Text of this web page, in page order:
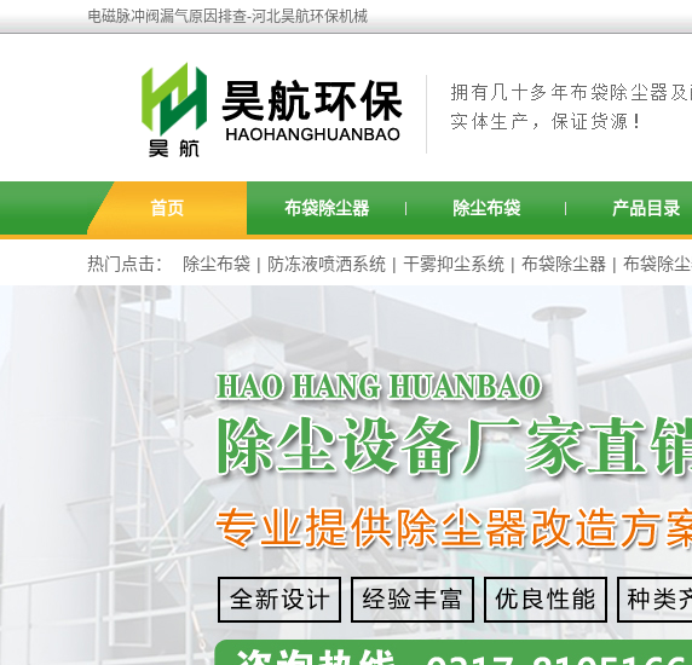
电磁脉冲阀漏气原因排查-河北昊航环保机械
首页 布袋除尘器 除尘布袋 产品目录
热门点击： 除尘布袋 | 防冻液喷洒系统 | 干雾抑尘系统 | 布袋除尘器 | 布袋除